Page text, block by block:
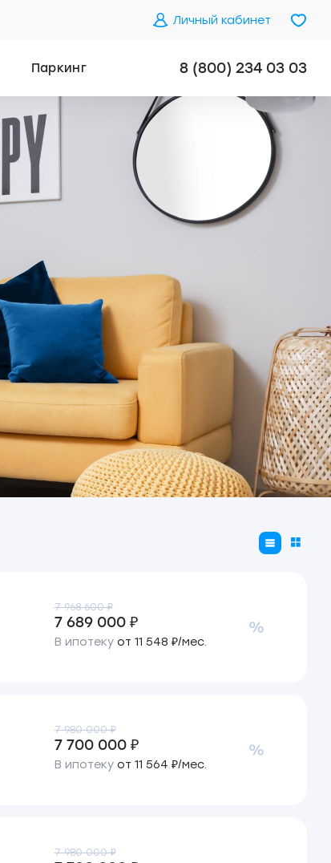
Личный кабинет
Паркинг 8 (800) 234 03 03
7 968 600 ₽
7 689 000 ₽
В ипотеку от 11 548 ₽/мес.
7 980 000 ₽
7 700 000 ₽
В ипотеку от 11 564 ₽/мес.
7 980 000 ₽